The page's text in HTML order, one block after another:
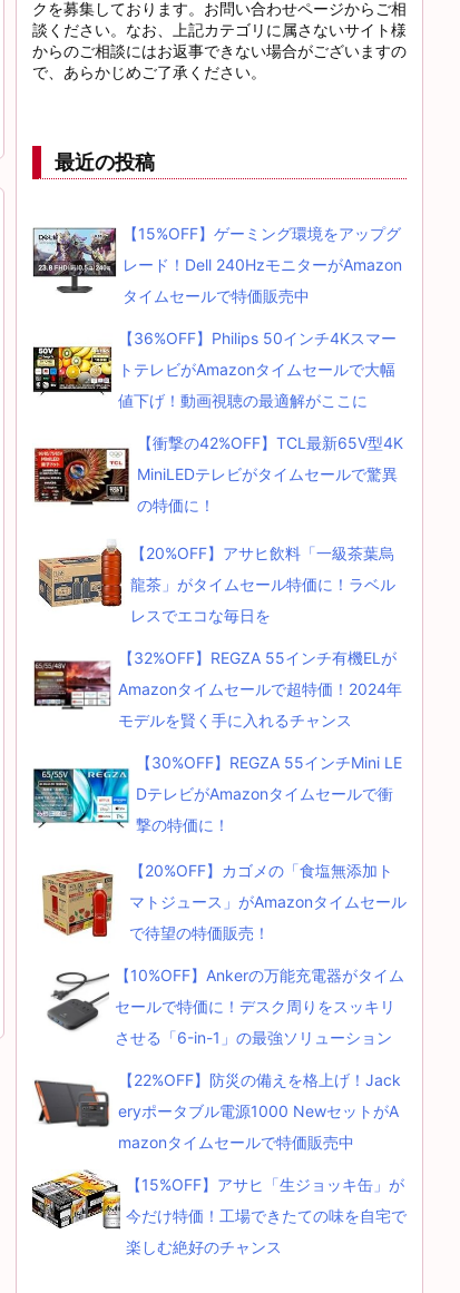
クを募集しております。お問い合わせページからご相
談ください。なお、上記カテゴリに属さないサイト様
からのご相談にはお返事できない場合がございますの
で、あらかじめご了承ください。
最近の投稿
【15%OFF】ゲーミング環境をアップグ
レード！Dell 240HzモニターがAmazon
タイムセールで特価販売中
【36%OFF】Philips 50インチ4Kスマー
トテレビがAmazonタイムセールで大幅
値下げ！動画視聴の最適解がここに
【衝撃の42%OFF】TCL最新65V型4K
MiniLEDテレビがタイムセールで驚異
の特価に！
【20%OFF】アサヒ飲料「一級茶葉烏
龍茶」がタイムセール特価に！ラベル
レスでエコな毎日を
【32%OFF】REGZA 55インチ有機ELが
Amazonタイムセールで超特価！2024年
モデルを賢く手に入れるチャンス
【30%OFF】REGZA 55インチMini LE
DテレビがAmazonタイムセールで衝
撃の特価に！
【20%OFF】カゴメの「食塩無添加ト
マトジュース」がAmazonタイムセール
で待望の特価販売！
【10%OFF】Ankerの万能充電器がタイム
セールで特価に！デスク周りをスッキリ
させる「6-in-1」の最強ソリューション
【22%OFF】防災の備えを格上げ！Jack
eryポータブル電源1000 NewセットがA
mazonタイムセールで特価販売中
【15%OFF】アサヒ「生ジョッキ缶」が
今だけ特価！工場できたての味を自宅で
楽しむ絶好のチャンス